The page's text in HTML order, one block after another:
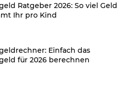
Ratgeber 2026: So viel Geld
Ihr pro Kind
Einfach das
für 2026 berechnen